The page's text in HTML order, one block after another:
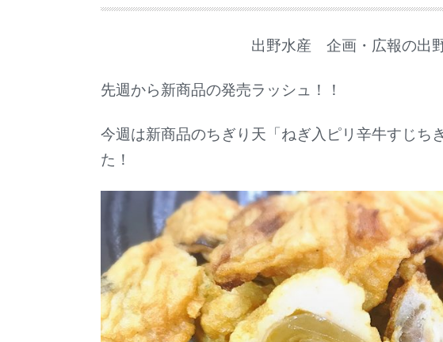
出野水産 企画・広報の出野
先週から新商品の発売ラッシュ！！
今週は新商品のちぎり天「ねぎ入ピリ辛牛すじち
た！